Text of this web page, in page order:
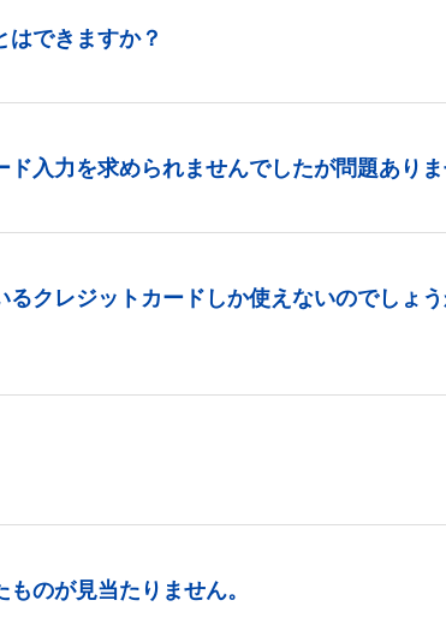
はできますか？
入力を求められませんでしたが問題あり
クレジットカードしか使えないのでしょ
のが見当たりません。